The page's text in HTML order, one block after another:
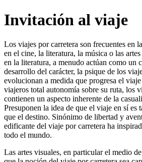
Invitación al viaje
Los viajes por carretera son frecuentes en
en el cine, la literatura, la música o las
en la literatura, a menudo actúan como un
desarrollo del carácter, la psique de los
evolucionan a medida que progresa el
viajeros total autonomía sobre su ruta, los
contienen un aspecto inherente de la
Presuponen la idea de que el viaje en sí es
que el destino. Sinónimo de libertad y
edificante del viaje por carretera ha
todo el mundo.
Las artes visuales, en particular el medio